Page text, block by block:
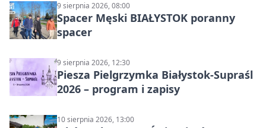
9 sierpnia 2026, 08:00
Spacer Męski BIAŁYSTOK poranny
spacer
9 sierpnia 2026, 12:30
Piesza Pielgrzymka Białystok-Supraśl
2026 – program i zapisy
10 sierpnia 2026, 13:00